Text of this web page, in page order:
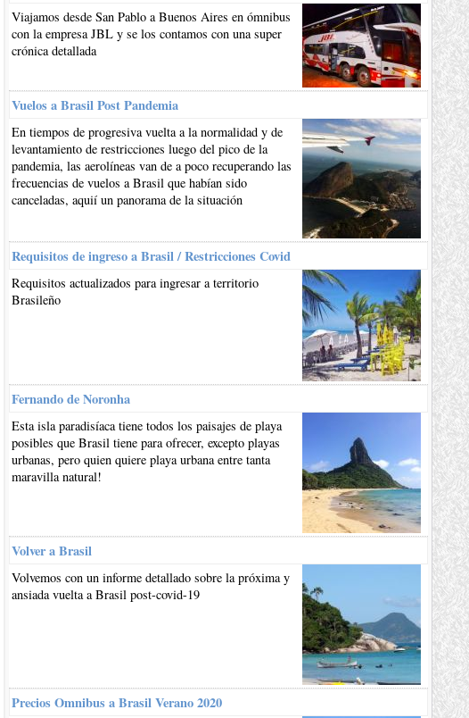
Viajamos desde San Pablo a Buenos Aires en ómnibus
con la empresa JBL y se los contamos con una super
crónica detallada
Vuelos a Brasil Post Pandemia
En tiempos de progresiva vuelta a la normalidad y de
levantamiento de restricciones luego del pico de la
pandemia, las aerolíneas van de a poco recuperando las
frecuencias de vuelos a Brasil que habían sido
canceladas, aquií un panorama de la situación
Requisitos de ingreso a Brasil / Restricciones Covid
Requisitos actualizados para ingresar a territorio
Brasileño
Fernando de Noronha
Esta isla paradisíaca tiene todos los paisajes de playa
posibles que Brasil tiene para ofrecer, excepto playas
urbanas, pero quien quiere playa urbana entre tanta
maravilla natural!
Volver a Brasil
Volvemos con un informe detallado sobre la próxima y
ansiada vuelta a Brasil post-covid-19
Precios Omnibus a Brasil Verano 2020